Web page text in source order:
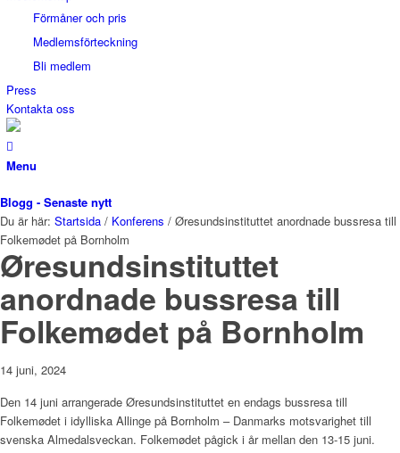
Förmåner och pris
Medlemsförteckning
Bli medlem
Press
Kontakta oss
Menu
Blogg - Senaste nytt
Du är här: Startsida / Konferens / Øresundsinstituttet anordnade bussresa till
Folkemødet på Bornholm
Øresundsinstituttet
anordnade bussresa till
Folkemødet på Bornholm
14 juni, 2024
Den 14 juni arrangerade Øresundsinstituttet en endags bussresa till
Folkemødet i idylliska Allinge på Bornholm – Danmarks motsvarighet till
svenska Almedalsveckan. Folkemødet pågick i år mellan den 13-15 juni.